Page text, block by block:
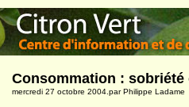
Consommation :
mercredi 27 octobre 2004.par Philippe Ladame